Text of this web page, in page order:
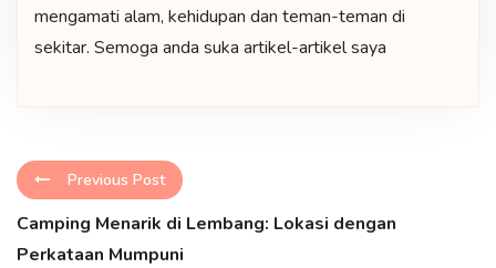
mengamati alam, kehidupan dan teman-teman di
sekitar. Semoga anda suka artikel-artikel saya
Previous Post
Camping Menarik di Lembang: Lokasi dengan
Perkataan Mumpuni